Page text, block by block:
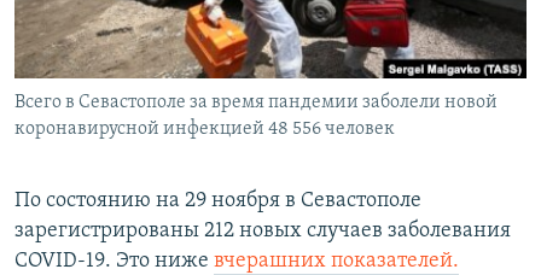
ПОБЕДИТЕЛЕЙ НЕ СУДЯТ?
КРЫМ.НЕПОКОРЕННЫЙ
ELIFBE
ПРИСОЕДИНЯЙТЕСЬ!
Всего в Севастополе за время пандемии заболели новой
коронавирусной инфекцией 48 556 человек
По состоянию на 29 ноября в Севастополе
зарегистрированы 212 новых случаев заболевания
COVID-19. Это ниже вчерашних показателей.